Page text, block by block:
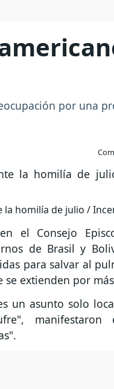
por una
homilía de julio /
el Consejo
de Brasil y
para salvar al
extienden por
un asunto solo